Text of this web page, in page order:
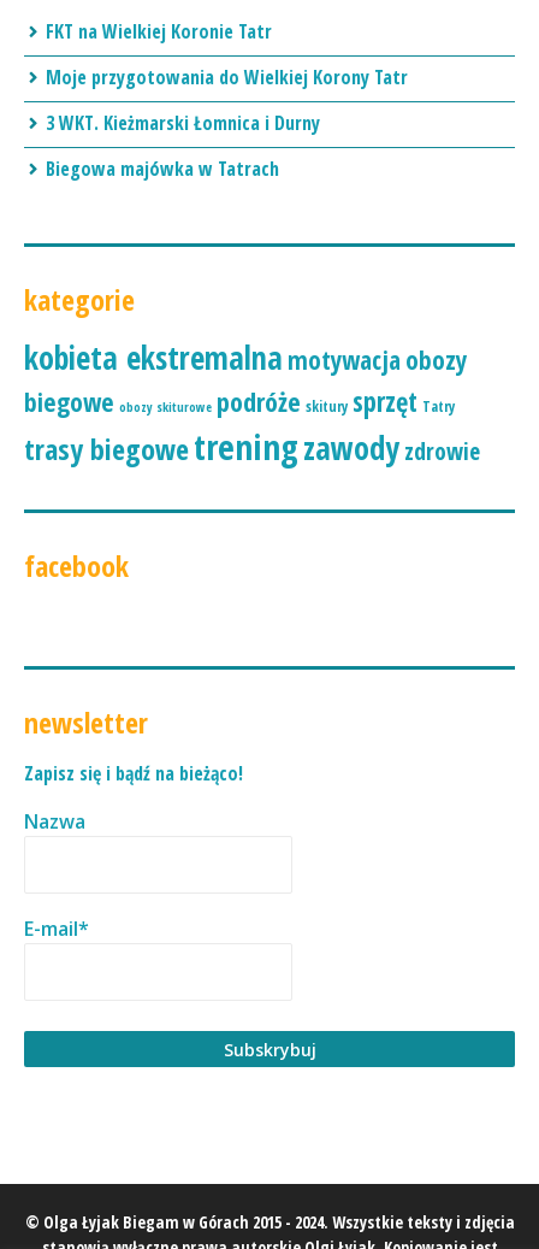
FKT na Wielkiej Koronie Tatr
Moje przygotowania do Wielkiej Korony Tatr
3 WKT. Kieżmarski Łomnica i Durny
Biegowa majówka w Tatrach
kategorie
kobieta ekstremalna motywacja obozy
biegowe obozy skiturowe podróże skitury sprzęt Tatry
trasy biegowetreningzawodyzdrowie
facebook
newsletter
Zapisz się i bądź na bieżąco!
Nazwa
E-mail*
© Olga Łyjak Biegam w Górach 2015 - 2024. Wszystkie teksty i zdjęcia